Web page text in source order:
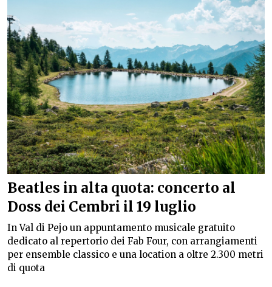
Beatles in alta quota: concerto al
Doss dei Cembri il 19 luglio
In Val di Pejo un appuntamento musicale gratuito
dedicato al repertorio dei Fab Four, con arrangiamenti
per ensemble classico e una location a oltre 2.300 metri
di quota